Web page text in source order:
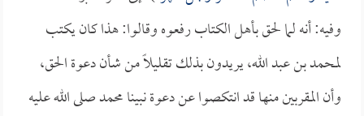
وفيه: أنه لما لحق بأهل الكتاب رفعوه وقالوا: هذا كان يكتب
لمحمد بن عبد الله، يريدون بذلك تقليلاً من شأن دعوة الحق،
وأن المقربين منها قد انتكصوا عن دعوة نبينا محمد صلى الله عليه